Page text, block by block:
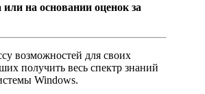
на основании оценок за
возможностей для своих
получить весь спектр знаний
Windows.